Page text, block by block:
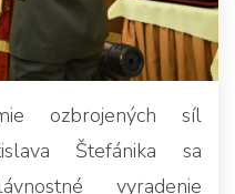
ozbrojených síl
Štefánika sa
vyradenie